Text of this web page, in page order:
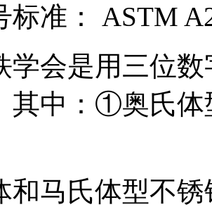
标准： ASTM
学会是用三位
其中：①奥氏体
马氏体型不锈